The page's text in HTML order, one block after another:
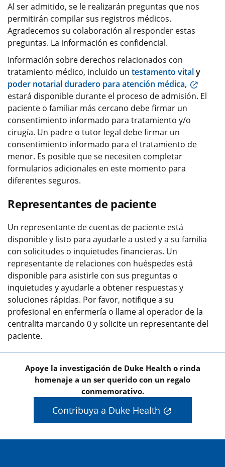
Al ser admitido, se le realizarán preguntas que nos
permitirán compilar sus registros médicos.
Agradecemos su colaboración al responder estas
preguntas. La información es confidencial.
Información sobre derechos relacionados con
tratamiento médico, incluido un testamento vitaly
poder notarial duradero para atención médica,
estará disponible durante el proceso de admisión. El
paciente o familiar más cercano debe firmar un
consentimiento informado para tratamiento y/o
cirugía. Un padre o tutor legal debe firmar un
consentimiento informado para el tratamiento de
menor. Es posible que se necesiten completar
formularios adicionales en este momento para
diferentes seguros.
Representantes de paciente
Un representante de cuentas de paciente está
disponible y listo para ayudarle a usted y a su familia
con solicitudes o inquietudes financieras. Un
representante de relaciones con huéspedes está
disponible para asistirle con sus preguntas o
inquietudes y ayudarle a obtener respuestas y
soluciones rápidas. Por favor, notifique a su
profesional en enfermería o llame al operador de la
centralita marcando 0 y solicite un representante del
paciente.
Apoye la investigación de Duke Health o rinda
homenaje a un ser querido con un regalo
conmemorativo.
Contribuya a Duke Health